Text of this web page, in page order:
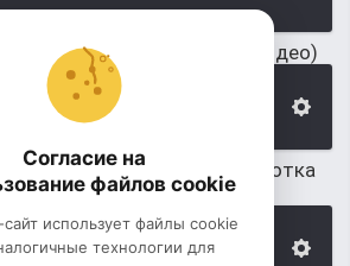
видео (обработка видео)
о красивой природе (обработка
Согласие на
файлов cookie
сайт использует файлы cookie
технологии для